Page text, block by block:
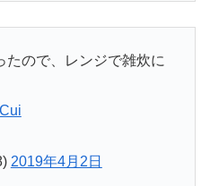
たので、レンジで雑炊に
2019年4月2日